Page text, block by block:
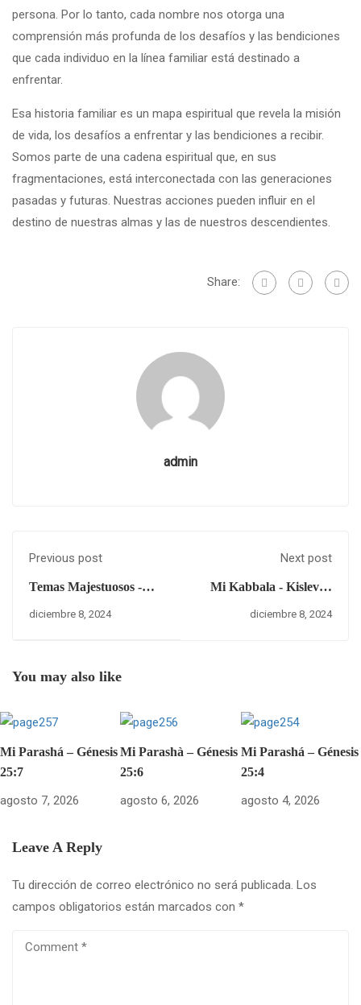
persona. Por lo tanto, cada nombre nos otorga una
comprensión más profunda de los desafíos y las bendiciones
que cada individuo en la línea familiar está destinado a
enfrentar.
Esa historia familiar es un mapa espiritual que revela la misión
de vida, los desafíos a enfrentar y las bendiciones a recibir.
Somos parte de una cadena espiritual que, en sus
fragmentaciones, está interconectada con las generaciones
pasadas y futuras. Nuestras acciones pueden influir en el
destino de nuestras almas y las de nuestros descendientes.
Share:
admin
Previous post
Temas Majestuosos -
Episodio CXXIX - Qué
diciembre 8, 2024
Next post
Mi Kabbala - Kislev 8,
5785 – Domingo 8 de
diciembre 8, 2024
You may also like
Mi Parashá – Génesis
25:7
agosto 7, 2026
Mi Parashà – Génesis
25:6
agosto 6, 2026
Mi Parashá – Génesis
25:4
agosto 4, 2026
Leave A Reply
Tu dirección de correo electrónico no será publicada. Los
campos obligatorios están marcados con *